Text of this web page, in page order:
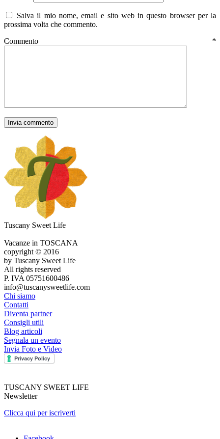
Salva il mio nome, email e sito web in questo browser per la
prossima volta che commento.
Commento *
Tuscany Sweet Life
Vacanze in TOSCANA
copyright © 2016
by Tuscany Sweet Life
All rights reserved
P. IVA 05751600486
info@tuscanysweetlife.com
Chi siamo
Contatti
Diventa partner
Consigli utili
Blog articoli
Segnala un evento
Invia Foto e Video
TUSCANY SWEET LIFE
Newsletter
Clicca qui per iscriverti